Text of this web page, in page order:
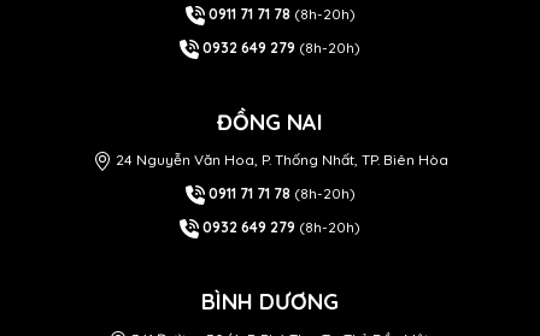
0911 71 71 78 (8h-20h)
0932 649 279 (8h-20h)
ĐỒNG NAI
24 Nguyễn Văn Hoa, P. Thống Nhất, TP. Biên Hòa
0911 71 71 78 (8h-20h)
0932 649 279 (8h-20h)
BÌNH DƯƠNG